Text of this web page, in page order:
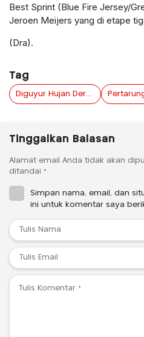
Best Sprint (Blue Fire Jersey/
Jeroen Meijers yang di etape
(Dra).
Tag
Diguyur Hujan Deras
Tinggalkan Balasan
Alamat email Anda tidak akan
ditandai *
Simpan nama, email, dan
ini untuk komentar saya